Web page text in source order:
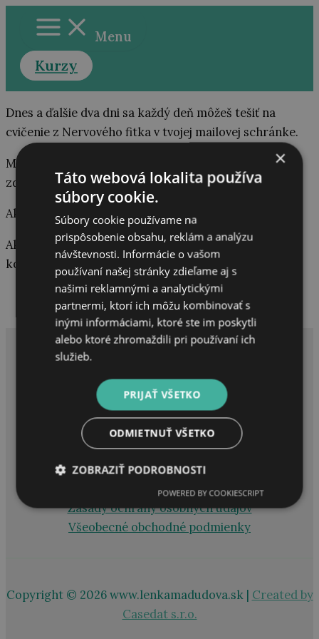
Preskočiť
obsah
Menu
Kurzy
Dnes a ďalšie dva dni sa každý deň môžeš tešiť na
cvičenie z Nervového fitka v tvojej mailovej schránke.
Medzičasom ma môžeš sledovať na
, kde
zdieľam všemožné tipy a triky a AHA momenty.
Ak preferuješ Facebook nájdeš ma aj tam.
Ak chceš vedieť viac zo sveta firiem a školení v
korporátnej sfére, sleduj môjLinkedin.
3 Balance Academy s.r.o
IČO:
Azalková 770/6, 821 01, Bratislava
Zásady ochrany osobných údajov
Všeobecné obchodné podmienky
Copyright © 2026 www.lenkamadudova.sk | Created by
Casedat s.r.o.
×
Táto webová lokalita používa
súbory cookie.
Súbory cookie používame na
prispôsobenie obsahu, reklám a analýzu
návštevnosti. Informácie o vašom
používaní našej stránky zdieľame aj s
našimi reklamnými a analytickými
partnermi, ktorí ich môžu kombinovať s
inými informáciami, ktoré ste im poskytli
alebo ktoré zhromaždili pri používaní ich
služieb.
PRIJAŤ VŠETKO
ODMIETNUŤ VŠETKO
ZOBRAZIŤ PODROBNOSTI
POWERED BY COOKIESCRIPT